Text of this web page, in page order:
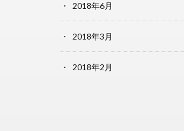
2018年6月
2018年3月
2018年2月